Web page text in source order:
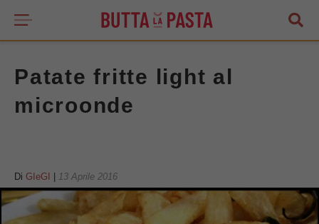
Patate fritte light al
microonde
Di GIeGI 13 Aprile 2016